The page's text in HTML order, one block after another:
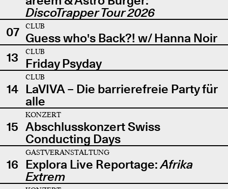
DiscoTrapper Tour 2026
07
CLUB
Guess who's Back?! w/ Hanna Noir
13
CLUB
Friday Psyday
14
CLUB
LaVIVA – Die barrierefreie Party für
alle
15
KONZERT
Abschlusskonzert Swiss
Conducting Days
16
GASTVERANSTALTUNG
Explora Live Reportage:Afrika
Extrem